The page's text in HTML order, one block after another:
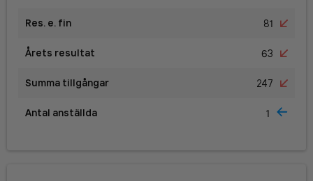
Res. e. fin 81
Årets resultat 63
Summa tillgångar 247
Antal anställda 1